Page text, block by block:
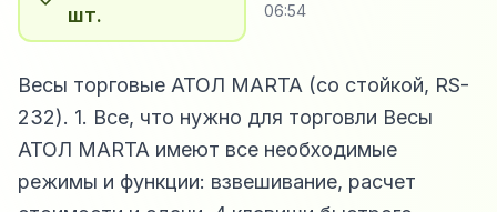
шт.
06:54
Весы торговые АТОЛ MARTA (со стойкой, RS-
232). 1. Все, что нужно для торговли Весы
АТОЛ MARTA имеют все необходимые
режимы и функции: взвешивание, расчет